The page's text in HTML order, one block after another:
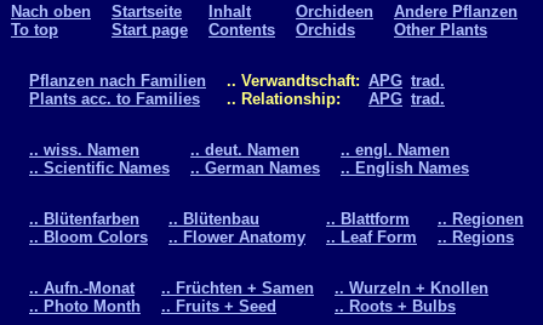
Nach oben
To top
Startseite
Start page
Inhalt
Contents
Orchideen
Orchids
Andere Pflanzen
Other Plants
Pflanzen nach Familien
Plants acc. to Families
.. Verwandtschaft:
.. Relationship:
APG
APG
trad.
trad.
.. wiss. Namen
.. Scientific Names
.. deut. Namen
.. German Names
.. engl. Namen
.. English Names
.. Blütenfarben
.. Bloom Colors
.. Blütenbau
.. Flower Anatomy
.. Blattform
.. Leaf Form
.. Regionen
.. Regions
.. Aufn.-Monat
.. Photo Month
.. Früchten + Samen
.. Fruits + Seed
.. Wurzeln + Knollen
.. Roots + Bulbs